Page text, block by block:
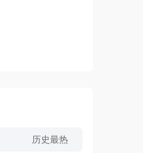
历史最热